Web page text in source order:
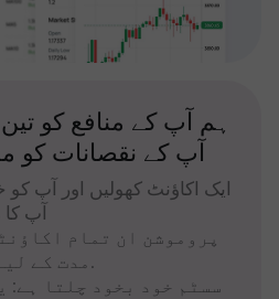
ہم آپ کے منافع کو تین
آپ کے نقصانات کو
ایک اکاؤنٹ کھولیں اور آپ کو
آپ کا
پروموشن ان تمام
مدت کے لیے درست ہے 31.08.2026.
سسٹم خود بخود چلتا ہے: